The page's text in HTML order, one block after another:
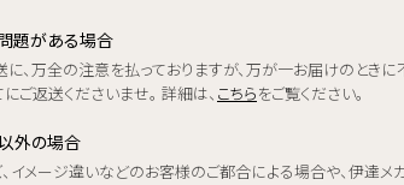
題がある場合
、万全の注意を払っておりますが、万が一お届けのと
ご返送くださいませ。 詳細は、 こちらをご覧ください。
外の場合
イメージ違いなどのお客様のご都合による場合や、伊達メ